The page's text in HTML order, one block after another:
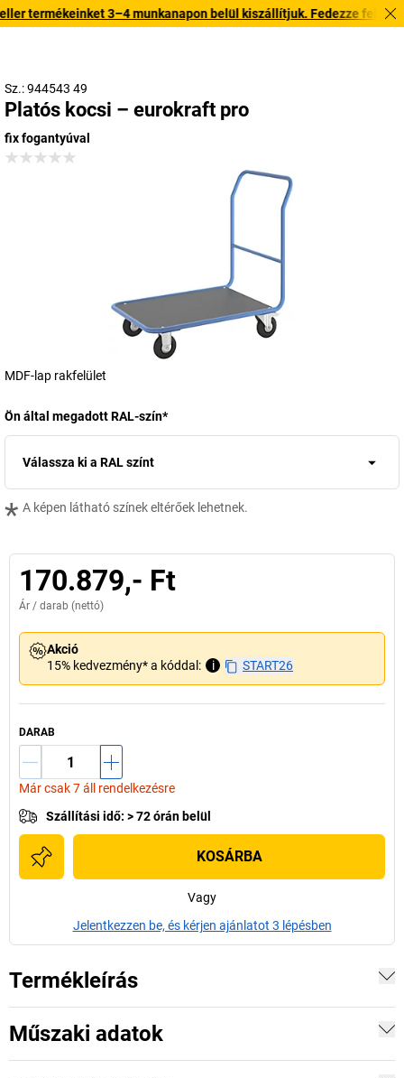
termékeinket 3–4 munkanapon belül kiszállítjuk. Fedezze fel
Sz.: 944543 49
Platós kocsi – eurokraft pro
fix fogantyúval
MDF-lap rakfelület
Ön által megadott RAL-szín*
Válassza ki a RAL színt
* A képen látható színek eltérőek lehetnek.
170.879,- Ft
Ár / darab (nettó)
Akció
15% kedvezmény* a kóddal:
i START26
DARAB
Már csak 7 áll rendelkezésre
Szállítási idő: > 72 órán belül
KOSÁRBA
Vagy
Jelentkezzen be, és kérjen ajánlatot 3 lépésben
Termékleírás
Műszaki adatok